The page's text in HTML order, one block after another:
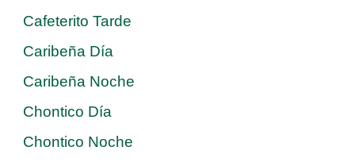
Cafeterito Tarde
Caribeña Día
Caribeña Noche
Chontico Día
Chontico Noche